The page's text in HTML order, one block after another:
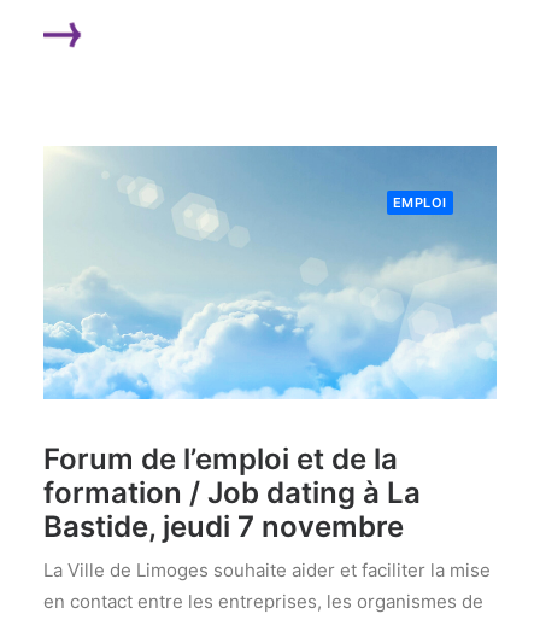
EMPLOI
Forum de l’emploi et de la
formation / Job dating à La
Bastide, jeudi 7 novembre
La Ville de Limoges souhaite aider et faciliter la mise
en contact entre les entreprises, les organismes de